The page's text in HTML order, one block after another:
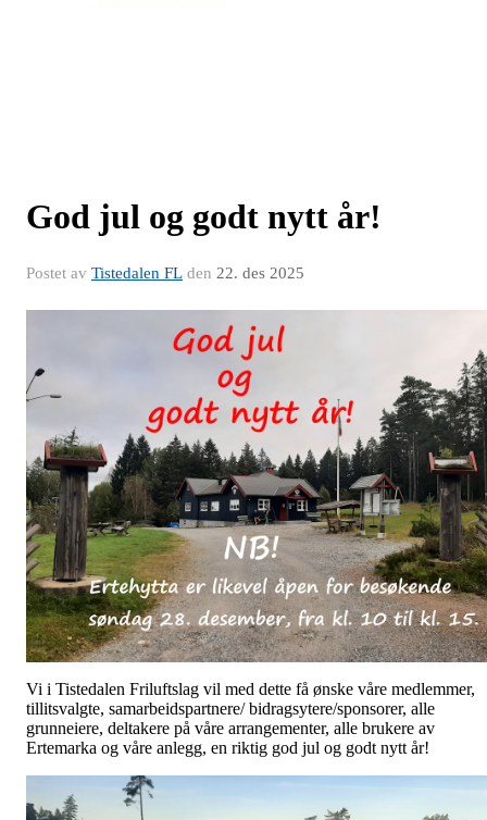
God jul og godt nytt år!
Postet av Tistedalen FL den 22. des 2025
Vi i Tistedalen Friluftslag vil med dette få ønske våre medlemmer,
tillitsvalgte, samarbeidspartnere/ bidragsytere/sponsorer, alle
grunneiere, deltakere på våre arrangementer, alle brukere av
Ertemarka og våre anlegg, en riktig god jul og godt nytt år!